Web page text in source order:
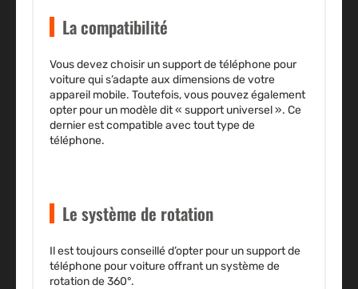
La compatibilité
Vous devez choisir un support de téléphone pour
voiture quis’adapte aux dimensions de votre
appareil mobile. Toutefois, vous pouvez également
opter pour un modèle dit « support universel». Ce
dernier est compatible avec tout type de
téléphone.
Le système de rotation
Il est toujours conseillé d’opter pour un support de
téléphone pour voiture offrant unsystème de
rotation de 360°.